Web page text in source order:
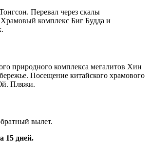
Перевал через скалы
Храмовый комплекс Биг Будда и
природного комплекса мегалитов Хин
Посещение китайского храмового
Пляжи.
вылет.
15 дней.